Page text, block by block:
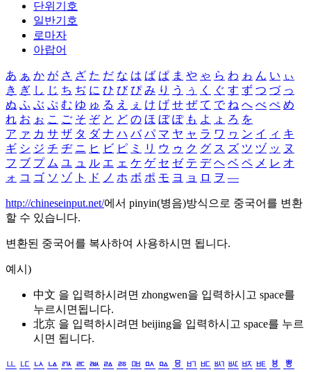
단위기호
일반기호
로마자
아랍어
あ ぁ か が さ ざ た だ な は ば ぱ ま や ゃ ら わ ゎ ん い ぃ
き ぎ し じ ち ぢ に ひ び ぴ み り う ぅ く ぐ す ず つ づ っ
ぬ ふ ぶ ぷ む ゆ ゅ る え ぇ け げ せ ぜ て で ね へ べ ぺ め
れ お ぉ こ ご そ ぞ と ど の ほ ぼ ぽ も よ ょ ろ を
ア ァ カ サ ザ タ ダ ナ ハ バ パ マ ヤ ャ ラ ワ ヮ ン イ ィ キ
ギ シ ジ チ ヂ ニ ヒ ビ ピ ミ リ ウ ゥ ク グ ス ズ ツ ヅ ッ ヌ
フ ブ プ ム ユ ュ ル エ ェ ケ ゲ セ ゼ テ デ ヘ ベ ペ メ レ オ
ォ コ ゴ ソ ゾ ト ド ノ ホ ボ ポ モ ヨ ョ ロ ヲ ―
http://chineseinput.net/에서 pinyin(병음)방식으로 중국어를 변환
할 수 있습니다.
변환된 중국어를 복사하여 사용하시면 됩니다.
예시)
中文 을 입력하시려면 zhongwen을 입력하시고 space를
누르시면됩니다.
北京 을 입력하시려면 beijing을 입력하시고 space를 누르
시면 됩니다.
ㅥ ㅦ ㅧ ㅨ ㅩ ㅪ ㅫ ㅬ ㅭ ㅮ ㅯ ㅰ ㅱ ㅲ ㅳ ㅴ ㅵ ㅶ ㅷ ㅸ
ㅹ